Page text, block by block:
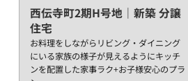
西伝寺町2期H号地｜新築 分譲
住宅
お料理をしながらリビング・ダイニング
にいる家族の様子が見えるようにキッチ
ンを配置した家事ラク+お子様安心のプラ